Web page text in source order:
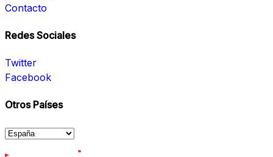
Contacto
Redes Sociales
Twitter
Facebook
Otros Países